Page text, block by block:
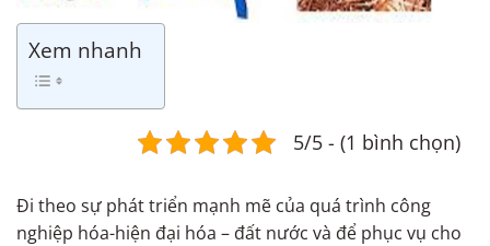
Xem nhanh
5/5 - (1 bình chọn)
Đi theo sự phát triển mạnh mẽ của quá trình công
nghiệp hóa-hiện đại hóa – đất nước và để phục vụ cho